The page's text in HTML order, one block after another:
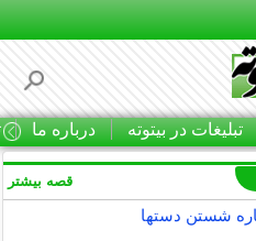
تبلیغات در بیتوته درباره ما
شستن دستها
قصه بیشتر